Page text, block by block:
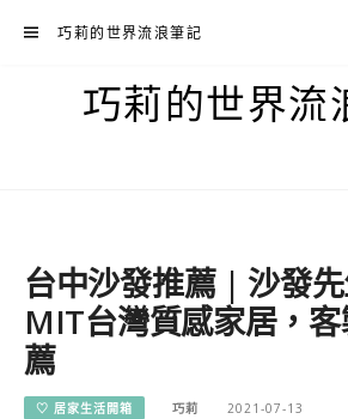
巧莉的世界流浪筆記
巧莉的世界流
台中沙發推薦 | 沙發
MIT台灣質感家居，
薦
♡ 居家生活開箱 巧莉 2021-07-13